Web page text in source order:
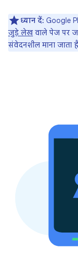
ध्यान दें: Google
जुड़े लेख वाले पेज पर
संवेदनशील माना जाता